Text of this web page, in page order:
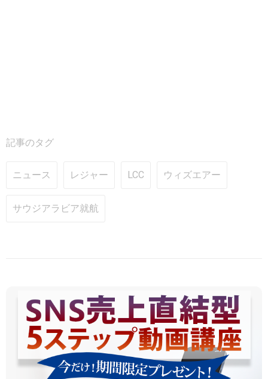
記事のタグ
ニュース レジャー LCC ウィズエアー
サウジアラビア就航